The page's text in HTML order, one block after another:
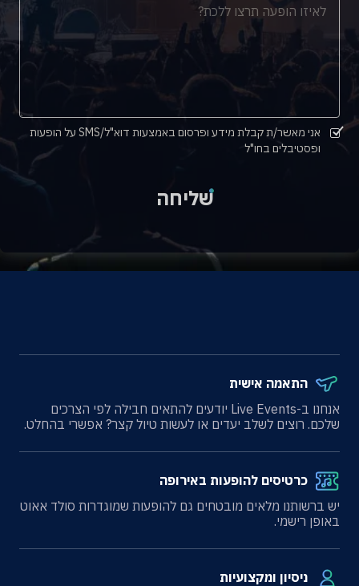
אני מאשר/ת קבלת מידע ופרסום באמצעות דוא"ל/SMS על הופעות
ופסטיבלים בחו"ל
שליחה
התאמה אישית
אנחנו ב-Live Events יודעים להתאים חבילה לפי הצרכים
שלכם. רוצים לשלב יעדים או לעשות טיול קצר? אפשרי בהחלט.
כרטיסים להופעות באירופה
יש ברשותנו מלאים מובטחים גם להופעות שמוגדרות סולד אאוט
באופן רישמי.
ניסיון ומקצועיות